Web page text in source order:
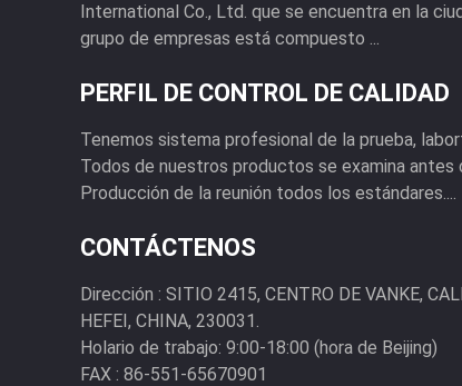
International Co., Ltd. que se encuentra en la
grupo de empresas está compuesto ...
PERFIL DE CONTROL DE CALIDAD
Tenemos sistema profesional de la prueba,
Todos de nuestros productos se examina antes
Producción de la reunión todos los estándares....
CONTÁCTENOS
Dirección : SITIO 2415, CENTRO DE VANKE,
HEFEI, CHINA, 230031.
Holario de trabajo: 9:00-18:00 (hora de Beijing)
FAX : 86-551-65670901